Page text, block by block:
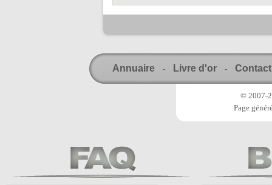
Annuaire - Livre d'or - Contact
© 2007-
Page